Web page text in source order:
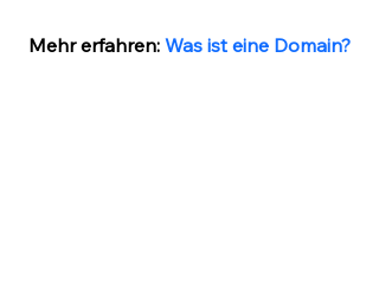
Mehr erfahren: Was ist eine Domain?